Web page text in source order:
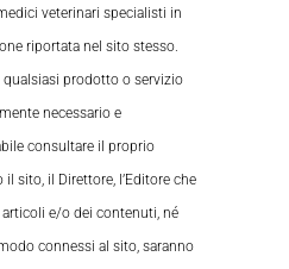
veterinari specialisti in
riportata nel sito stesso.
qualsiasi prodotto o servizio
necessario e
consultare il proprio
sito, il Direttore, l’Editore che
e/o dei contenuti, né
connessi al sito, saranno